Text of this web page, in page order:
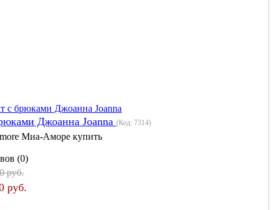
Джоанна Joanna (Код: 7314)
Миа-Аморе купить
(0)
руб.
руб.